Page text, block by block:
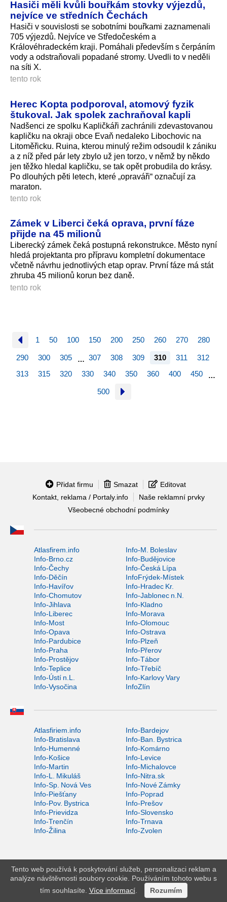
Hasiči měli kvůli bouřkám stovky výjezdů,
nejvíce ve středních Čechách
Hasiči v souvislosti se sobotními bouřkami zaznamenali
705 výjezdů. Nejvíce ve Středočeském a
Královéhradeckém kraji. Pomáhali především s čerpáním
vody a odstraňovali popadané stromy. Uvedli to v neděli
na síti X.
tento rok
Herec Kopta podporoval, atomový fyzik
štukoval. Jak spolek zachraňoval kapli
Nadšenci ze spolku Kapličkáři zachránili zdevastovanou
kapličku na okraji obce Evaň nedaleko Libochovic na
Litoměřicku. Ruina, kterou minulý režim odsoudil k zániku
a z níž před pár lety zbylo už jen torzo, v němž by někdo
jen těžko hledal kapličku, se tak opět probudila do krásy.
Po dlouhých pěti letech, které „opraváři“ označují za
maraton.
tento rok
Zámek v Liberci čeká oprava, první fáze
přijde na 45 milionů
Liberecký zámek čeká postupná rekonstrukce. Město nyní
hledá projektanta pro přípravu kompletní dokumentace
včetně návrhu jednotlivých etap oprav. První fáze má stát
zhruba 45 milionů korun bez daně.
tento rok
1 50 100 150 200 250 260 270 280
290 300 305 … 307 308 309 310 311
312
313
315 320 330 340 350 360 400 450 …
500
Přidat firmu Smazat
Editovat
Kontakt, reklama / Portaly.info
Naše reklamní prvky
Všeobecné obchodní podmínky
Atlasfirem.info
Info-M. Boleslav
Info-Brno.cz
Info-Budějovice
Info-Čechy
Info-Česká Lípa
Info-Děčín
InfoFrýdek-Místek
Info-Havířov
Info-Hradec Kr.
Info-Chomutov
Info-Jablonec n.N.
Info-Jihlava
Info-Kladno
Info-Liberec
Info-Morava
Info-Most
Info-Olomouc
Info-Opava
Info-Ostrava
Info-Pardubice
Info-Plzeň
Info-Praha
Info-Přerov
Info-Prostějov
Info-Tábor
Info-Teplice
Info-Třebíč
Info-Ústí n.L.
Info-Karlovy Vary
Info-Vysočina
InfoZlín
Atlasfiriem.info
Info-Bardejov
Info-Bratislava
Info-Ban. Bystrica
Info-Humenné
Info-Komárno
Info-Košice
Info-Levice
Info-Martin
Info-Michalovce
Info-L. Mikuláš
Info-Nitra.sk
Info-Sp. Nová Ves
Info-Nové Zámky
Info-Piešťany
Info-Poprad
Info-Pov. Bystrica
Info-Prešov
Info-Prievidza
Info-Slovensko
Info-Trenčín
Info-Trnava
Info-Žilina
Info-Zvolen
Tento web používá k poskytování služeb, personalizaci reklam a
analýze návštěvnosti soubory cookie. Používáním tohoto webu s
tím souhlasíte. Více informací. Rozumím